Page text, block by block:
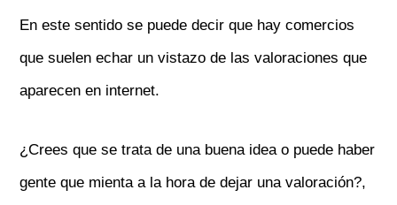
En este sentido se puede decir que hay comercios
que suelen echar un vistazo de las valoraciones que
aparecen en internet.
¿Crees que se trata de una buena idea o puede haber
gente que mienta a la hora de dejar una valoración?,